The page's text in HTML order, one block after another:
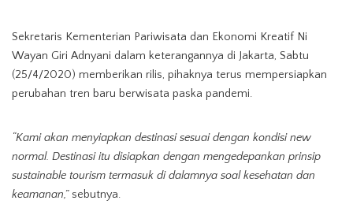
Sekretaris Kementerian Pariwisata dan Ekonomi Kreatif Ni
Wayan Giri Adnyani dalam keterangannya di Jakarta, Sabtu
(25/4/2020) memberikan rilis, pihaknya terus mempersiapkan
perubahan tren baru berwisata paska pandemi.
“Kami akan menyiapkan destinasi sesuai dengan kondisi new
normal. Destinasi itu disiapkan dengan mengedepankan prinsip
sustainable tourism termasuk di dalamnya soal kesehatan dan
keamanan,”sebutnya.